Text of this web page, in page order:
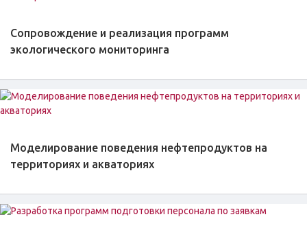
Сопровождение и реализация программ
экологического мониторинга
Моделирование поведения нефтепродуктов на
территориях и акваториях